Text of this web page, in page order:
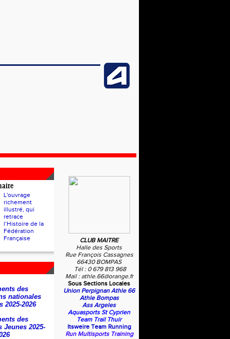
L'ouvrage
richement
illustré, qui
retrace
l’Histoire de la
Fédération
Française
des
nationales
2025-2026
des
Jeunes 2025-
CLUB MAITRE
Halle des Sports
Rue François Cassagnes
66430 BOMPAS
Tél : 0 679 813 968
Mail : athle.66@orange.fr
Sous Sections Locales
Union Perpignan Athle 66
Athle Bompas
Ass Argeles
Aquasports St Cyprien
Team Trail Thuir
Itsweire Team Running
Run Multisports Training